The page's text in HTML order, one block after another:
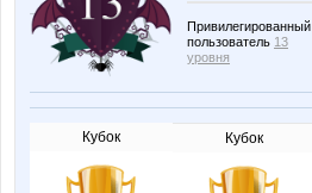
Привилегированный
пользователь 13
уровня
Кубок Кубок